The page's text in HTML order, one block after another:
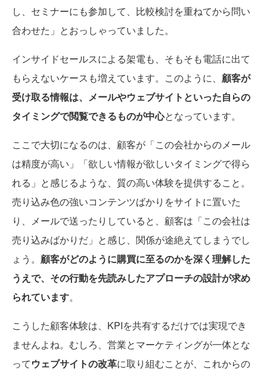
し、セミナーにも参加して、比較検討を重ねてから問い
合わせた」とおっしゃっていました。
インサイドセールスによる架電も、そもそも電話に出て
もらえないケースも増えています。このように、 顧客が
受け取る情報は、メールやウェブサイトといった自らの
タイミングで閲覧できるものが中心となっています。
ここで大切になるのは、顧客が「この会社からのメール
は精度が高い」「欲しい情報が欲しいタイミングで得ら
れる」と感じるような、質の高い体験を提供すること。
売り込み色の強いコンテンツばかりをサイトに置いた
り、メールで送ったりしていると、顧客は「この会社は
売り込みばかりだ」と感じ、関係が途絶えてしまうでし
ょう。 顧客がどのように購買に至るのかを深く理解した
うえで、その行動を先読みしたアプローチの設計が求め
られています。
こうした顧客体験は、KPIを共有するだけでは実現でき
ませんよね。むしろ、営業とマーケティングが一体とな
ってウェブサイトの改革に取り組むことが、これからの